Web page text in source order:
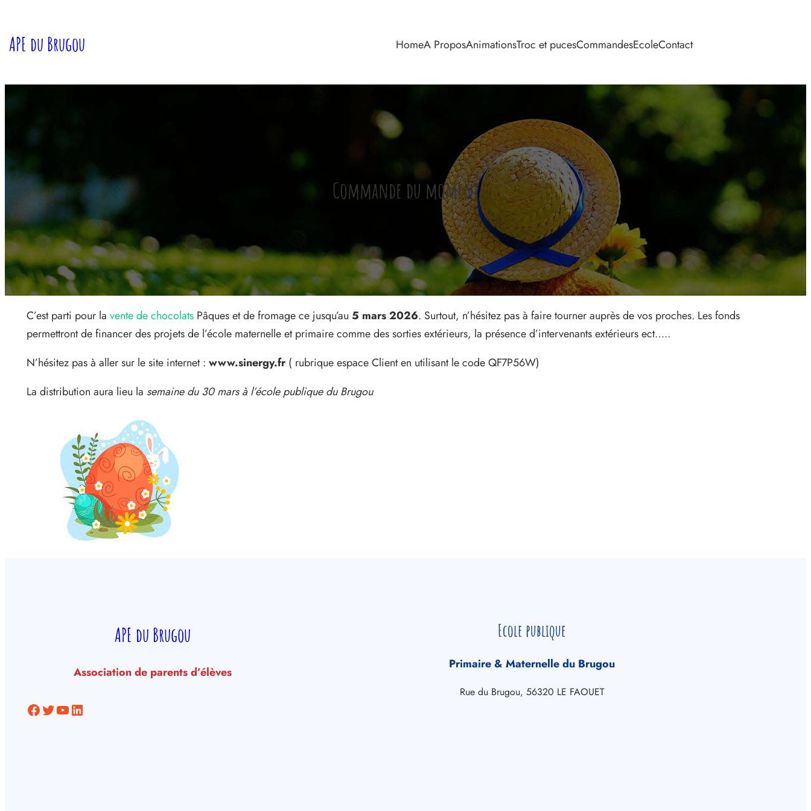
contenu
APE du Brugou HomeA ProposAnimationsTroc et pucesCommandesEcoleContact
Commande du moment
C’est parti pour la vente de chocolats Pâques et de fromage ce jusqu’au 5 mars 2026. Surtout, n’hésitez pas à faire tourner auprès de vos proches. Les fonds
permettront de financer des projets de l’école maternelle et primaire comme des sorties extérieurs, la présence d’intervenants extérieurs ect…..
N’hésitez pas à aller sur le site internet : www.sinergy.fr( rubrique espace Client en utilisant le code QF7P56W)
La distribution aura lieu la semaine du 30 mars à l’école publique du Brugou
APE du Brugou
Association de parents d’élèves
Facebook Twitter YouTube LinkedIn
Ecole publique
Primaire & Maternelle du Brugou
Rue du Brugou, 56320 LE FAOUET